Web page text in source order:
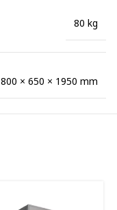
80 kg
800 × 650 × 1950 mm